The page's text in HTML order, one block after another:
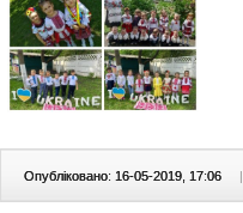
Опубліковано: 16-05-2019, 17:06 |